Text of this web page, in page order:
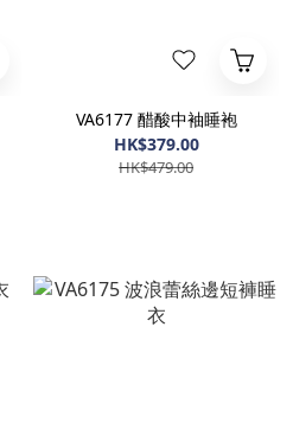
VA6177 醋酸中袖睡袍
HK$379.00
HK$479.00